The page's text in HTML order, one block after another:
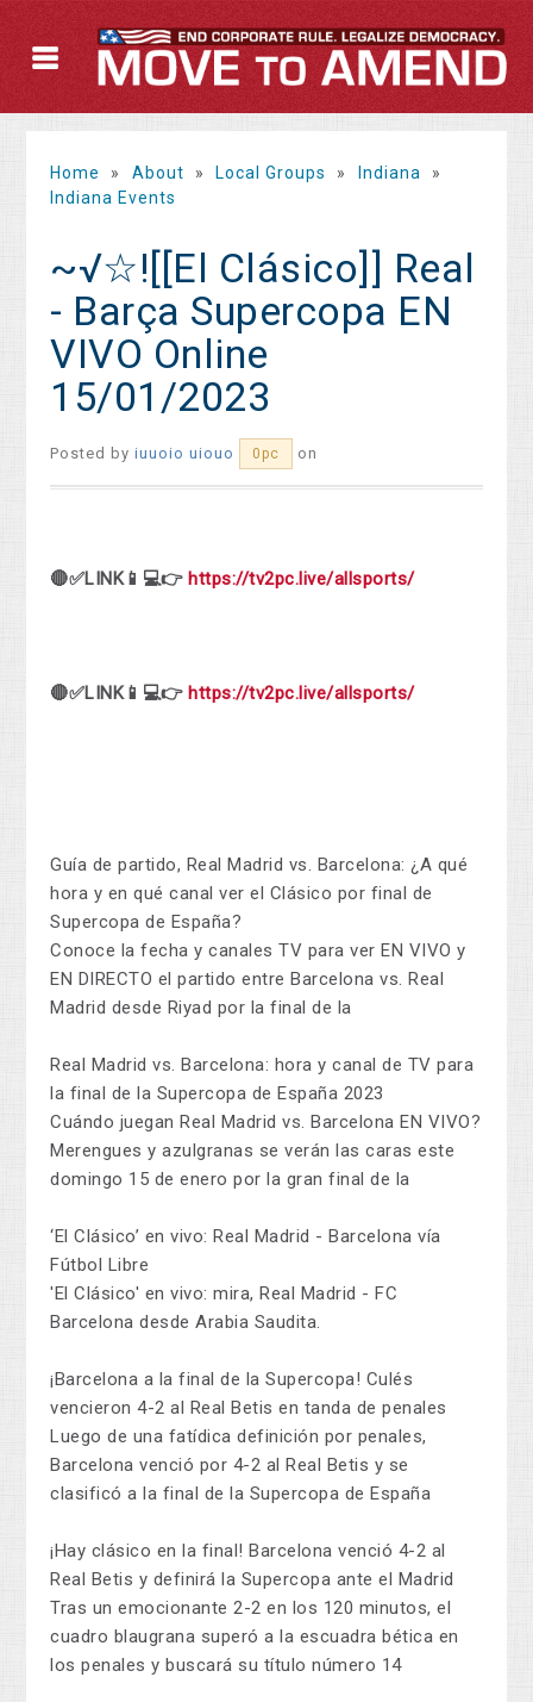
Home » About » Local Groups » Indiana
»
Indiana Events
~√☆![[El Clásico]] Real
- Barça Supercopa EN
VIVO Online
15/01/2023
Posted byiuuoio uiouo 0pc on
🔴✅LINK📱💻👉 https://tv2pc.live/allsports/
🔴✅LINK📱💻👉 https://tv2pc.live/allsports/
Guía de partido, Real Madrid vs. Barcelona: ¿A qué
hora y en qué canal ver el Clásico por final de
Supercopa de España?
Conoce la fecha y canales TV para ver EN VIVO y
EN DIRECTO el partido entre Barcelona vs. Real
Madrid desde Riyad por la final de la
Real Madrid vs. Barcelona: hora y canal de TV para
la final de la Supercopa de España 2023
Cuándo juegan Real Madrid vs. Barcelona EN VIVO?
Merengues y azulgranas se verán las caras este
domingo 15 de enero por la gran final de la
‘El Clásico’ en vivo: Real Madrid - Barcelona vía
Fútbol Libre
'El Clásico' en vivo: mira, Real Madrid - FC
Barcelona desde Arabia Saudita.
¡Barcelona a la final de la Supercopa! Culés
vencieron 4-2 al Real Betis en tanda de penales
Luego de una fatídica definición por penales,
Barcelona venció por 4-2 al Real Betis y se
clasificó a la final de la Supercopa de España
¡Hay clásico en la final! Barcelona venció 4-2 al
Real Betis y definirá la Supercopa ante el Madrid
Tras un emocionante 2-2 en los 120 minutos, el
cuadro blaugrana superó a la escuadra bética en
los penales y buscará su título número 14